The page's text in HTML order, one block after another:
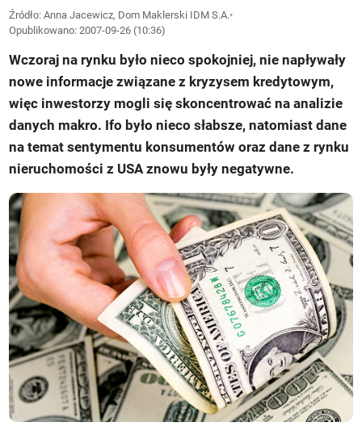
Źródło: Anna Jacewicz, Dom Maklerski IDM S.A.•
Opublikowano:2007-09-26 (10:36)
Wczoraj na rynku było nieco spokojniej, nie napływały
nowe informacje związane z kryzysem kredytowym,
więc inwestorzy mogli się skoncentrować na analizie
danych makro. Ifo było nieco słabsze, natomiast dane
na temat sentymentu konsumentów oraz dane z rynku
nieruchomości z USA znowu były negatywne.